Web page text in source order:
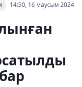
14:50, 16 маусым 2024